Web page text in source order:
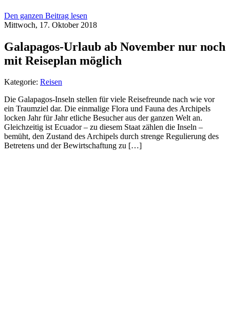
Den ganzen Beitrag lesen
Mittwoch, 17. Oktober 2018
Galapagos-Urlaub ab November nur noch
mit Reiseplan möglich
Kategorie: Reisen
Die Galapagos-Inseln stellen für viele Reisefreunde nach wie vor
ein Traumziel dar. Die einmalige Flora und Fauna des Archipels
locken Jahr für Jahr etliche Besucher aus der ganzen Welt an.
Gleichzeitig ist Ecuador – zu diesem Staat zählen die Inseln –
bemüht, den Zustand des Archipels durch strenge Regulierung des
Betretens und der Bewirtschaftung zu […]